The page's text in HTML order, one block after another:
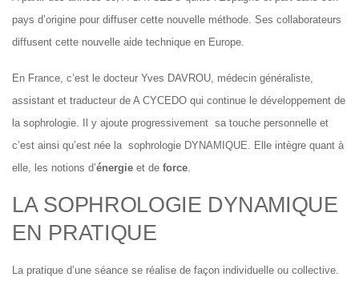
pays d’origine pour diffuser cette nouvelle méthode. Ses collaborateurs
diffusent cette nouvelle aide technique en Europe.
En France, c’est le docteur Yves DAVROU, médecin généraliste,
assistant et traducteur de A CYCEDO qui continue le développement de
la sophrologie. Il y ajoute progressivement sa touche personnelle et
c’est ainsi qu’est née la sophrologie DYNAMIQUE. Elle intègre quant à
elle, les notions d’énergie et de force
LA SOPHROLOGIE DYNAMIQUE
EN PRATIQUE
La pratique d’une séance se réalise de façon individuelle ou collective.